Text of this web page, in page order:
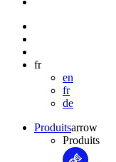
fr
en
fr
de
Produitsarrow
Produits